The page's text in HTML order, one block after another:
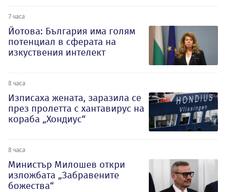
7 часа
Йотова: България има голям
потенциал в сферата на
изкуствения интелект
8 часа
Изписаха жената, заразила се
през пролетта с хантавирус на
кораба „Хондиус“
8 часа
Министър Милошев откри
изложбата „Забравените
божества“